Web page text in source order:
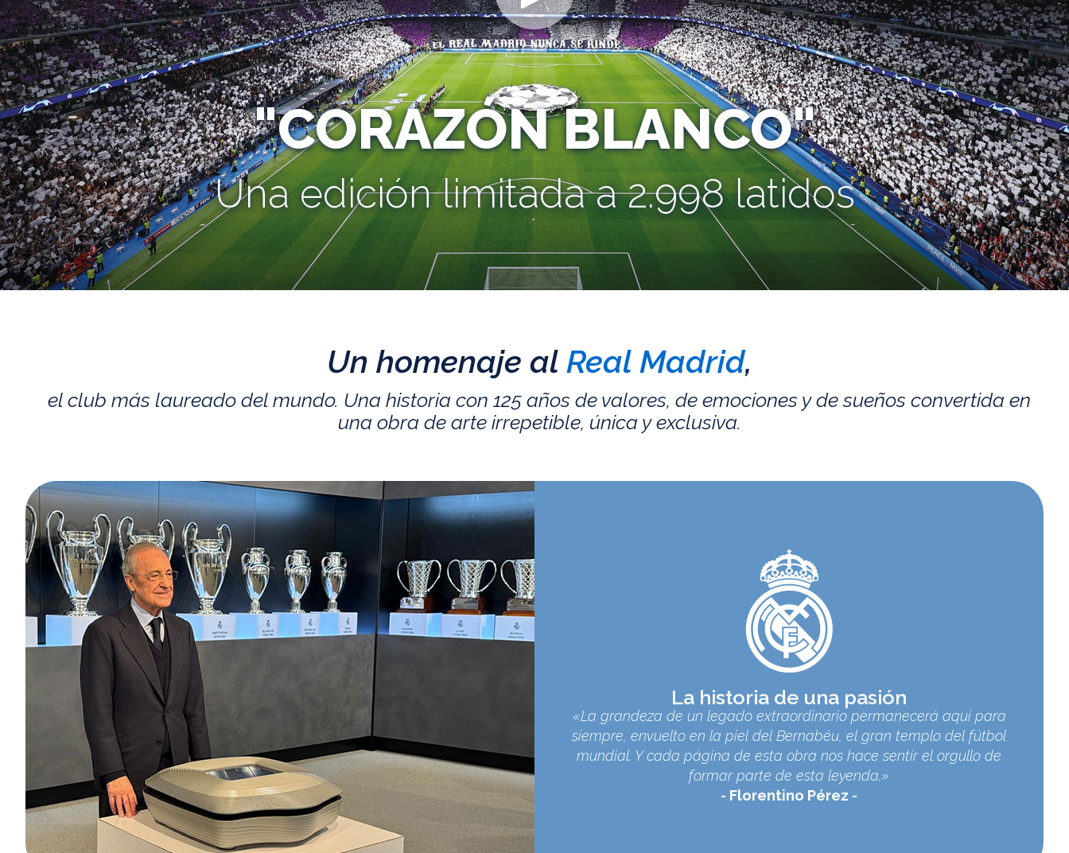
"CORAZÓN BLANCO"
Una edición limitada a 2.998 latidos
Un homenaje al Real Madrid,
el club más laureado del mundo. Una historia con 125 años de valores, de emociones y de sueños convertida en
una obra de arte irrepetible, única y exclusiva.
La historia de una pasión
«La grandeza de un legado extraordinario permanecerá aquí para
siempre, envuelto en la piel del Bernabéu, el gran templo del fútbol
mundial. Y cada página de esta obra nos hace sentir el orgullo de
formar parte de esta leyenda.»
Florentino Pérez